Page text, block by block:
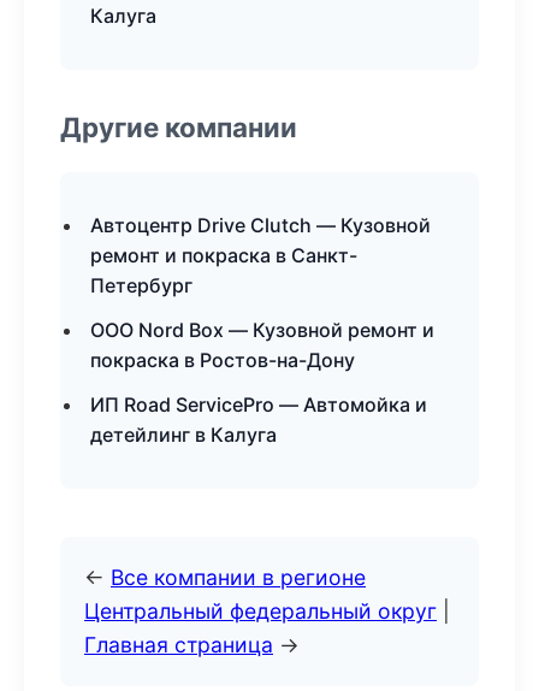
Калуга
Другие компании
Автоцентр Drive Clutch — Кузовной
ремонт и покраска в Санкт-
Петербург
ООО Nord Box — Кузовной ремонт и
покраска в Ростов-на-Дону
ИП Road ServicePro — Автомойка и
детейлинг в Калуга
← Все компании в регионе
Центральный федеральный округ
Главная страница →